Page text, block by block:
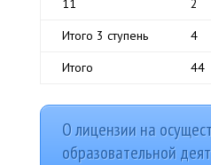
11
2
Итого 3 ступень
4
Итого
44
О лицензии на
образовательной